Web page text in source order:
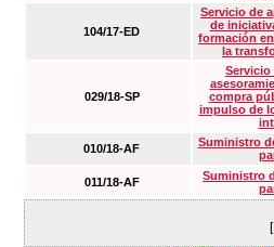
104/17-ED
Servicio de
de
formación
la
029/18-SP
Servicio
compra
impulso de
010/18-AF
Suministro
011/18-AF
Suministro